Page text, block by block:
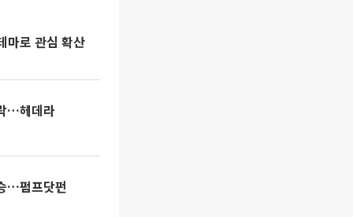
로 관심 확산
…헤데라
…펌프닷펀